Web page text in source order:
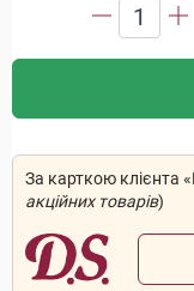
1
За карткою клієнта
акційних товарів)